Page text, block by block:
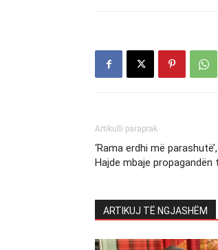
Artikulli paraprak
‘Rama erdhi më
Hajde mbaje propagandën
ARTIKUJ TË NGJASHËM